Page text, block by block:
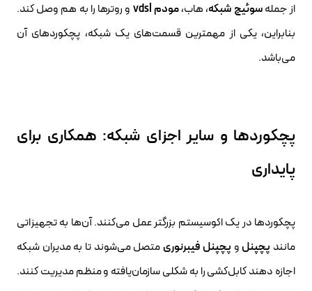
از جملهسوئیچ شبکه، هاب،مودم vdsl
و روترها را به هم وصل کند.
بنابراین، یکی از مهمترین قسمت‌های یک شبکه، پچکوردهای آن
می‌باشد.
پچکوردها و سایر اجزای شبکه: همکاری برای
پایداری
پچکوردها در یک اکوسیستم بزرگتر عمل می‌کنند. آن‌ها به تجهیزاتی
مانند پچپنل و پچپنل فیبرنوری متصل می‌شوند تا به مدیران شبکه
اجازه دهند کابل‌کشی را به شکلی سازمان‌یافته و منظم مدیریت کنند.